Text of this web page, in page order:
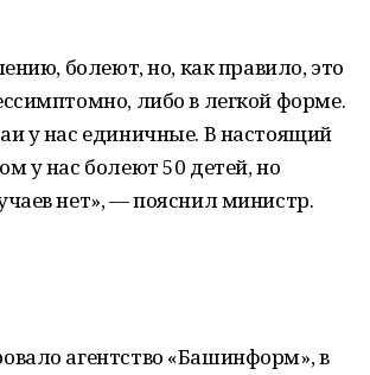
болеют, но, как правило, это
либо в легкой форме.
у нас единичные. В настоящий
у нас болеют 50 детей, но
нет», — пояснил министр.
агентство «Башинформ», в